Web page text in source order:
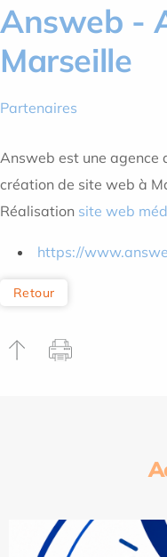
Answeb -
Marseille
Partenaires
Answeb est une agence
création de site web à
Réalisation site web
https://
Retour